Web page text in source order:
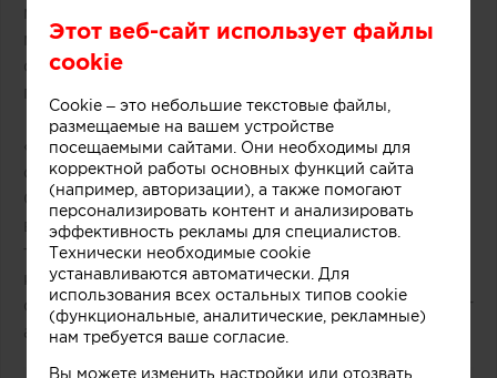
мороженого был закреплен на каркасе из
медных трубок, символизирующих систему
охлаждения в автоматах по производству
популярного ледяного лакомства.
«Монолитный фасад торговой точки выделяется
среди других объектов торгового центра.
Средствами дизайна нам удалось сосредоточить
внимание покупателей как на самом продукте,
так и на производственном процессе, в основе
которого перемешивание слоев фруктов, ягод,
орехов и ароматических добавок», рассказывают
авторы этого небольшого проекта.
Этот веб-сайт использует файлы
cookie
Cookie – это небольшие текстовые файлы,
размещаемые на вашем устройстве
посещаемыми сайтами. Они необходимы для
корректной работы основных функций сайта
(например, авторизации), а также помогают
персонализировать контент и анализировать
эффективность рекламы для специалистов.
Технически необходимые cookie
устанавливаются автоматически. Для
использования всех остальных типов cookie
(функциональные, аналитические, рекламные)
нам требуется ваше согласие.
Вы можете изменить настройки или отозвать